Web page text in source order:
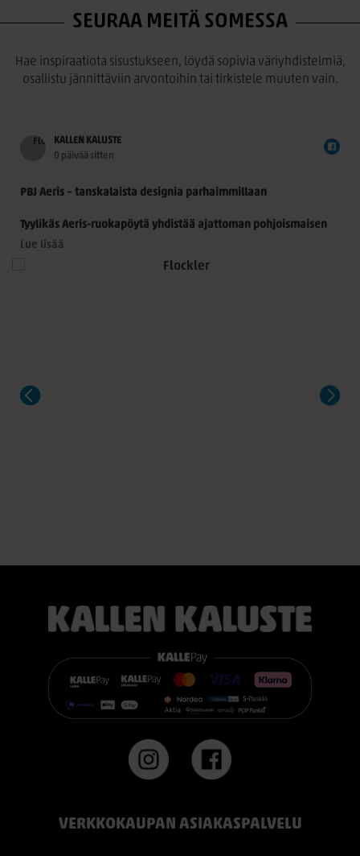
SEURAA MEITÄ SOMESSA
Hae inspiraatiota sisustukseen, löydä sopivia väriyhdistelmiä,
osallistu jännittäviin arvontoihin tai tirkistele muuten vain.
KALLEN KALUSTE
0 päivää sitten
PBJ Aeris – tanskalaista designia parhaimmillaan
Tyylikäs Aeris-ruokapöytä yhdistää ajattoman pohjoismaisen
muotoilun ja käytännöllisyyden. Morten Svendsenin
suunnittelemassa pöydässä on kauniisti muotoillut
massiivitammijalat ja useita laadukkaita kansivaihtoehtoja.
illallisiin.
Lue lisää
VERKKOKAUPAN ASIAKASPALVELU